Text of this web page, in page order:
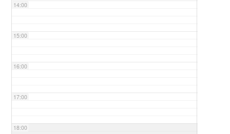
14:00
15:00
16:00
17:00
18:00